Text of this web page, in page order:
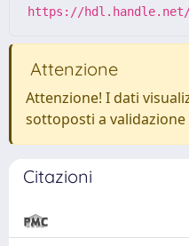
https://hdl.handle.net/
Attenzione
Attenzione! I dati
sottoposti a
Citazioni